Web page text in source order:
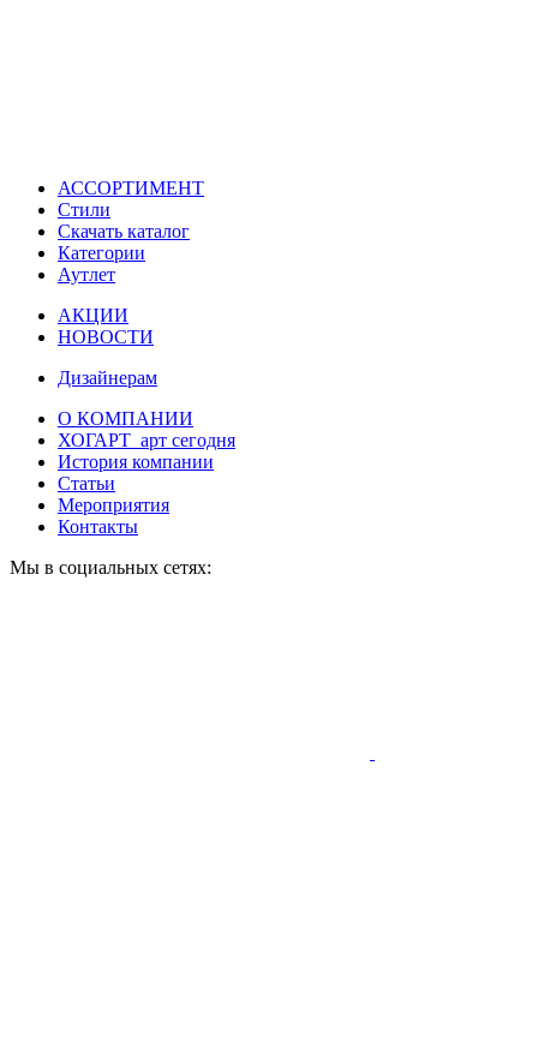
АССОРТИМЕНТ
Стили
Скачать каталог
Категории
Аутлет
АКЦИИ
НОВОСТИ
Дизайнерам
О КОМПАНИИ
ХОГАРТ_арт сегодня
История компании
Статьи
Мероприятия
Контакты
Мы в социальных сетях: